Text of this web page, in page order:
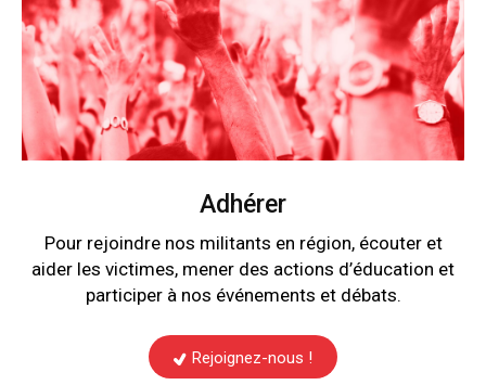
1927
Adhérer
Pour rejoindre nos militants en région, écouter et
aider les victimes, mener des actions d’éducation et
participer à nos événements et débats.
Rejoignez-nous !